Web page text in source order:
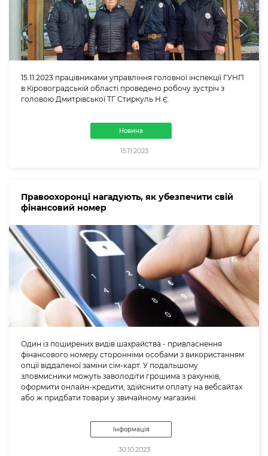
15.11.2023 працівниками управління головної інспекції ГУНП
в Кіровоградській області проведено робочу зустріч з
головою Дмитрівської ТГ Стиркуль Н.Є.
Новина
15.11.2023
Правоохоронці нагадують, як убезпечити свій
фінансовий номер
Один із поширених видів шахрайства - привласнення
фінансового номеру сторонніми особами з використанням
опції віддаленої заміни сім-карт. У подальшому
зловмисники можуть заволодіти грошима з рахунків,
оформити онлайн-кредити, здійснити оплату на вебсайтах
або ж придбати товари у звичайному магазині.
Інформація
30.10.2023